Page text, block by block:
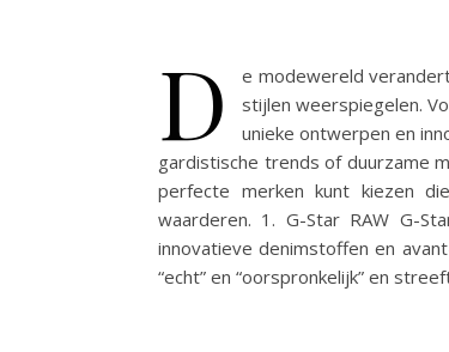
D
e modewereld
stijlen weerspiegelen.
unieke ontwerpen en
gardistische trends of duurzame
perfecte merken kunt kiezen
waarderen. 1. G-Star RAW G-
innovatieve denimstoffen en
“echt” en “oorspronkelijk” en